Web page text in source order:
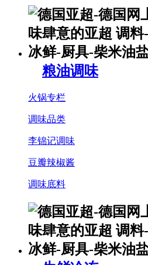
粮油调味
火锅专栏
调味品类
李锦记调味
豆瓣辣椒酱
调味底料